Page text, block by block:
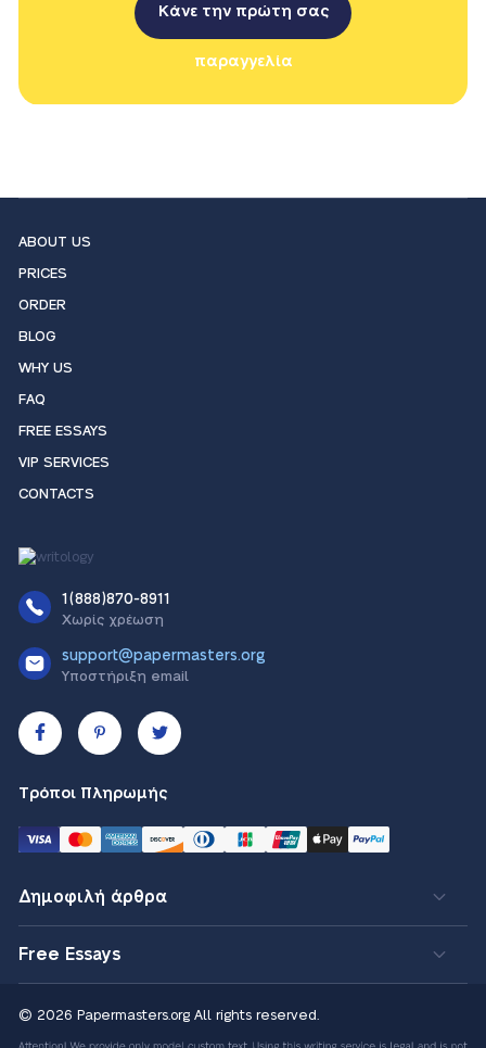
Κάνε την πρώτη σας
παραγγελία
ABOUT US
PRICES
ORDER
BLOG
WHY US
FAQ
FREE ESSAYS
VIP SERVICES
CONTACTS
1(888)870-8911
Χωρίς χρέωση
support@papermasters.org
Υποστήριξη email
Τρόποι Πληρωμής
Δημοφιλή άρθρα
Free Essays
© 2026 Papermasters.org All rights reserved.